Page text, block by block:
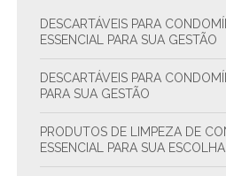
DESCARTÁVEIS PARA CONDOMÍNIOS: O GUIA
ESSENCIAL PARA SUA GESTÃO
DESCARTÁVEIS PARA CONDOMÍNIOS: GUIA PRÁTICO
PARA SUA GESTÃO
PRODUTOS DE LIMPEZA DE CONDOMÍNIOS: O GUIA
ESSENCIAL PARA SUA ESCOLHA